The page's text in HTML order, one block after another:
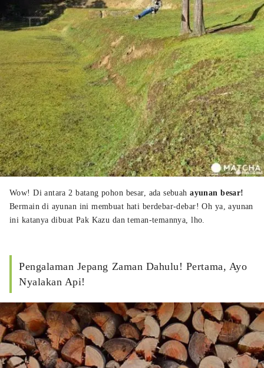
Wow! Di antara 2 batang pohon besar, ada sebuahayunan besar!
Bermain di ayunan ini membuat hati berdebar-debar! Oh ya, ayunan
ini katanya dibuat Pak Kazu dan teman-temannya, lho.
Pengalaman Jepang Zaman Dahulu! Pertama, Ayo
Nyalakan Api!